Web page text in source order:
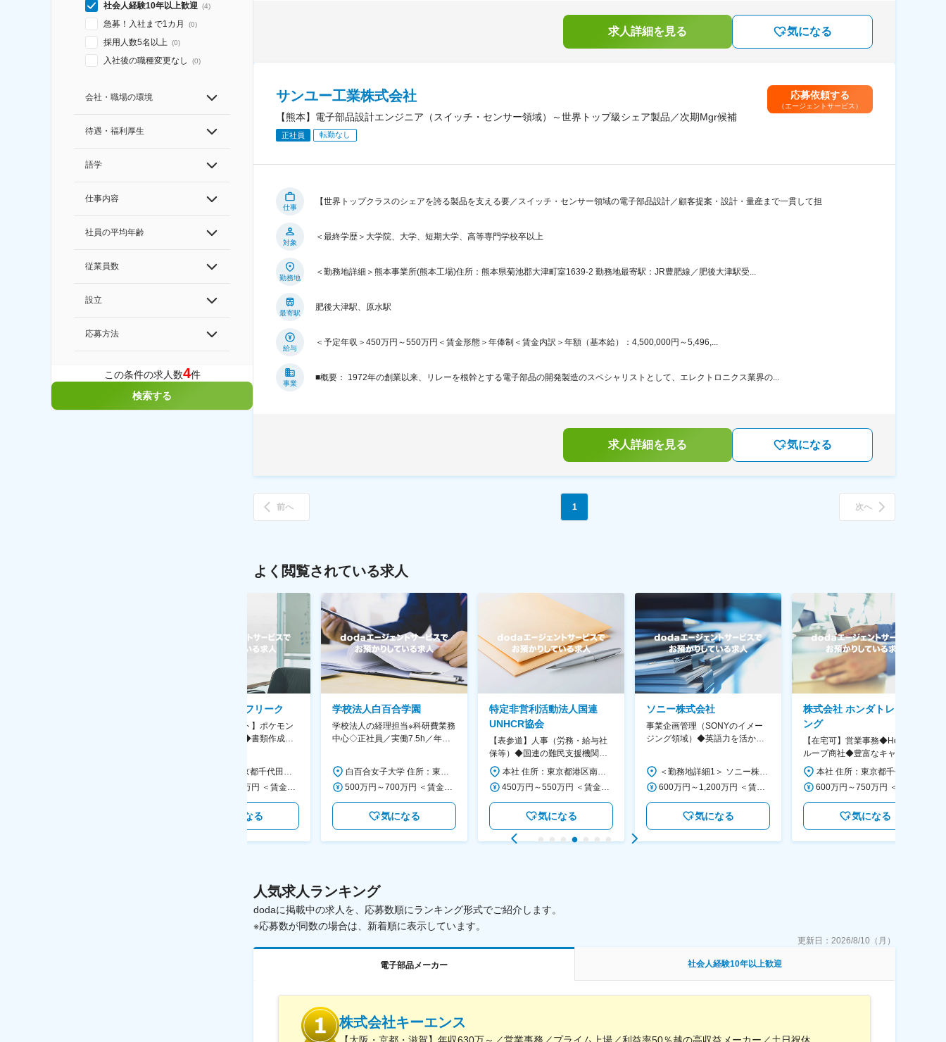
社会人経験10年以上歓迎 (4)
急募！入社まで1カ月 (0)
採用人数5名以上 (0)
入社後の職種変更なし (0)
会社・職場の環境
待遇・福利厚生
語学
仕事内容
社員の平均年齢
従業員数
設立
応募方法
この条件の求人数4件
検索する
求人詳細を見る 気になる
サンユー工業株式会社
【熊本】電子部品設計エンジニア（スイッチ・センサー領域）～世界トップ級シェア製品／次期Mgr候補
正社員 転勤なし
応募依頼する
（エージェントサービス）
仕事
【世界トップクラスのシェアを誇る製品を支える要／スイッチ・センサー領域の電子部品設計／顧客提案・設計・量産まで一貫して担
対象
＜最終学歴＞大学院、大学、短期大学、高等専門学校卒以上
勤務地
＜勤務地詳細＞熊本事業所(熊本工場)住所：熊本県菊池郡大津町室1639-2 勤務地最寄駅：JR豊肥線／肥後大津駅受...
最寄駅
肥後大津駅、原水駅
給与
＜予定年収＞450万円～550万円＜賃金形態＞年俸制＜賃金内訳＞年額（基本給）：4,500,000円～5,496,...
事業
■概要： 1972年の創業以来、リレーを根幹とする電子部品の開発製造のスペシャリストとして、エレクトロニクス業界の...
求人詳細を見る 気になる
前へ 1 次へ
よく閲覧されている求人
株式会社ゲームフリーク
【庶務アシスタント】ポケモン
シリーズ開発企業◆書類作成・
本社 住所：東京都千代田区神田錦町2-2-1 KANDASQUARE 受動喫煙対策：屋内全面禁煙 変更の範囲：会社の定める事業所
350万円～500万円 ＜賃金形態＞ 月給制 ＜賃金内訳＞ 月額（基本給）：215,000円～307,000円 固定残業手当/月：76,700円～110,000円（固定残業時間45時間0分/月） 超過した時間外労働の残業手当は追加支給 ＜月給＞ 291,700円～417,000円（一律手当を含む） ＜昇給有無＞ 有 ＜残業手当＞ 有 ＜給与補足＞ ※経験・能力を考慮の上、年齢に関わりなく当社規定により優遇します。 賃金はあくまでも目安の金額であり、選考を通じて上下する可能性があります。 月給(月額)は固定手当を含めた表記です。
気になる
学校法人白百合学園
学校法人の経理担当※科研費業務
中心◇正社員／実働7.5h／年休
大学
白百合女子大学 住所：東京都調布市緑ヶ丘1-25 勤務地最寄駅：京王線／仙川駅 受動喫煙対策：屋内全面禁煙 変更の範囲：会社の定める事業所
500万円～700万円 ＜賃金形態＞ 月給制 ＜賃金内訳＞ 月額（基本給）：280,000円～430,000円 ＜月給＞ 280,000円～430,000円 ＜昇給有無＞ 有 ＜残業手当＞ 有 ＜給与補足＞ ※年齢・過去の経験に基づき、本学規定に合わせ決定 【残業手当】有 /残業時間に応じて全額支給（※想定年収に含む） 【各種手当】扶養手当/住宅手当/通勤手当 等 【賞与】年2回（6月、12月） 【昇給】年1回（4月） 賃金はあくまでも目安の金額であり、選考を通じて上下する可能性があります。 月給(月額)は固定手当を含めた表記です。
気になる
特定非営利活動法人国連
UNHCR協会
【表参道】人事（労務・給与社
保等）◆国連の難民支援機関の
活動を支える日本公式支援窓口
◆正職員登用前提
本社 住所：東京都港区南青山6-10-11 ウェスレーセンター3F 勤務地最寄駅：地下鉄各線／表参道駅 受動喫煙対策：屋内全面禁煙 変更の範囲：会社の定める事業所（リモートワーク含む）
450万円～550万円 ＜賃金形態＞ 月給制 ＜賃金内訳＞ 月額（基本給）：340,000円～420,000円 ＜月給＞ 340,000円～420,000円 ＜昇給有無＞ 有 ＜残業手当＞ 有 ＜給与補足＞ ※能力・経験によって決定します。 ■賞与あり（業績評価に応じて支給） 賃金はあくまでも目安の金額であり、選考を通じて上下する可能性があります。 月給(月額)は固定手当を含めた表記です。
気になる
ソニー株式会社
事業企画管理（SONYのイメー
ジング領域）◆英語力を活か
＜勤務地詳細1＞ ソニー株式会社 住所：神奈川県横浜市西区みなとみらい5-1-1 受動喫煙対策：屋内全面禁煙 ＜勤務地詳細2＞ ソニーシティ大崎 住所：東京都品川区大崎2-10-1 勤務地最寄駅：JR線／大崎駅 受動喫煙対策：屋内全面禁煙 変更の範囲：会社の定める事業所（リモートワーク含む）
600万円～1,200万円 ＜賃金形態＞ 月給制 ＜賃金内訳＞ 月額（基本給）：350,000円～500,000円 ＜月給＞ 350,000円～500,000円 ＜昇給有無＞ 有 ＜残業手当＞ 有 ＜給与補足＞ ※年収は経験や能力を考慮の上、当社規定により決定します。 賃金はあくまでも目安の金額であり、選考を通じて上下する可能性があります。 月給(月額)は固定手当を含めた表記です。
気になる
株式会社 ホンダトレーディ
ング
【在宅可】営業事務◆Hondaグ
ループ商社◆豊富なキャリアパ
ス◆残業20H程/年休121日/転勤
なし
気になる
人気求人ランキング
dodaに掲載中の求人を、応募数順にランキング形式でご紹介します。
※応募数が同数の場合は、新着順に表示しています。
更新日： 2026/8/10（月）
電子部品メーカー 社会人経験10年以上歓迎
株式会社キーエンス
【大阪・京都・滋賀】年収630万～／営業事務／プライム上場／利益率50％越の高収益メーカー／土日祝休